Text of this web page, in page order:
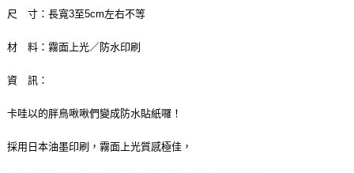
尺 寸：長寬3至5cm左右不等
材 料：霧面上光／防水印刷
資 訊：
卡哇以的胖鳥啾啾們變成防水貼紙囉！
採用日本油墨印刷，霧面上光質感極佳，